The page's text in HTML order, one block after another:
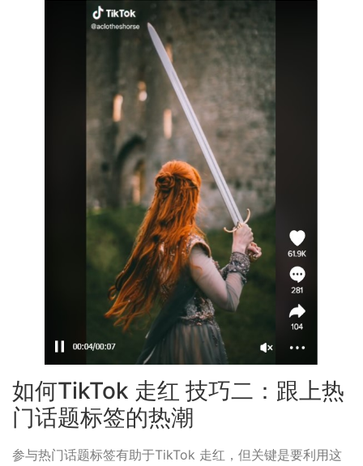
如何TikTok 走红 技巧二：跟上热
门话题标签的热潮
参与热门话题标签有助于TikTok 走红，但关键是要利用这